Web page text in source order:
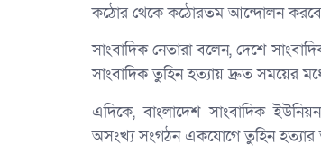
কঠোর থেকে কঠোরতম আন্দোলন
সাংবাদিক নেতারা বলেন, দেশে
সাংবাদিক তুহিন হত্যায় দ্রুত সময়ের
এদিকে, বাংলাদেশ সাংবাদিক
অসংখ্য সংগঠন একযোগে তুহিন হত্যার